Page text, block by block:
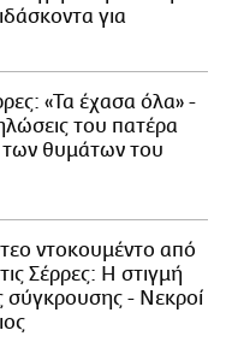
για
«Τα έχασα όλα» -
του πατέρα
των θυμάτων του
ντοκουμέντο από
Σέρρες: Η στιγμή
σύγκρουσης - Νεκροί